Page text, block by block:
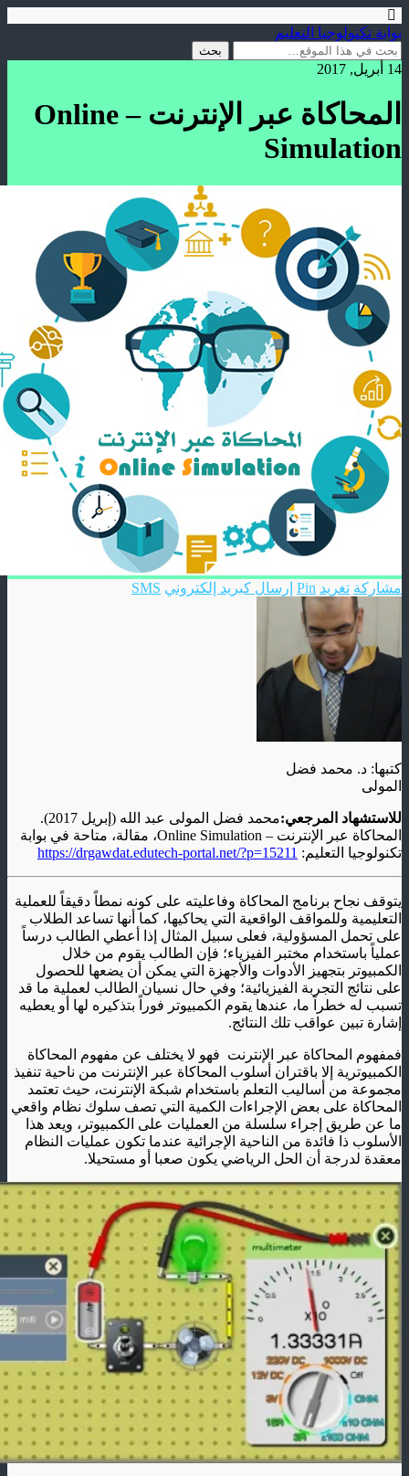
بوابة تكنولوجيا التعليم
14 أبريل, 2017
المحاكاة عبر الإنترنت – Online
Simulation
مشاركة تغريد Pin إرسال كبريد إلكتروني SMS
كتبها: د. محمد فضل
المولى
للاستشهاد المرجعي:
محمد فضل المولى عبد الله (إبريل 2017).
المحاكاة عبر الإنترنت – Online Simulation، مقالة، متاحة في بوابة
تكنولوجيا التعليم: https://drgawdat.edutech-portal.net/?p=15211
يتوقف نجاح برنامج المحاكاة وفاعليته على كونه نمطاً دقيقاً للعملية
التعليمية وللمواقف الواقعية التي يحاكيها، كما أنها تساعد الطلاب
على تحمل المسؤولية، فعلى سبيل المثال إذا أعطي الطالب درساً
عملياً باستخدام مختبر الفيزياء؛ فإن الطالب يقوم من خلال
الكمبيوتر بتجهيز الأدوات والأجهزة التي يمكن أن يضعها للحصول
على نتائج التجربة الفيزيائية؛ وفي حال نسيان الطالب لعملية ما قد
تسبب له خطراً ما، عندها يقوم الكمبيوتر فوراً بتذكيره لها أو يعطيه
إشارة تبين عواقب تلك النتائج.
فمفهوم المحاكاة عبر الإنترنت فهو لا يختلف عن مفهوم المحاكاة
الكمبيوترية إلا باقتران أسلوب المحاكاة عبر الإنترنت من ناحية تنفيذ
مجموعة من أساليب التعلم باستخدام شبكة الإنترنت، حيث تعتمد
المحاكاة على بعض الإجراءات الكمية التي تصف سلوك نظام واقعي
ما عن طريق إجراء سلسلة من العمليات على الكمبيوتر، ويعد هذا
الأسلوب ذا فائدة من الناحية الإجرائية عندما تكون عمليات النظام
معقدة لدرجة أن الحل الرياضي يكون صعبا أو مستحيلا.